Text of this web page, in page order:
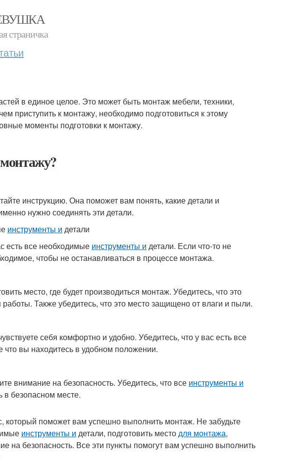
страничка
в единое целое. Это может быть монтаж мебели, техники,
приступить к монтажу, необходимо подготовиться к этому
моменты подготовки к монтажу.
инструкцию. Она поможет вам понять, какие детали и
нужно соединять эти детали.
инструменты и детали
есть все необходимые инструменты и детали. Если что-то не
чтобы не останавливаться в процессе монтажа.
место, где будет производиться монтаж. Убедитесь, что это
Также убедитесь, что это место защищено от влаги и пыли.
себя комфортно и удобно. Убедитесь, что у вас есть все
что вы находитесь в удобном положении.
внимание на безопасность. Убедитесь, что все инструменты и
в безопасном месте.
который поможет вам успешно выполнить монтаж. Не забудьте
инструменты и детали, подготовить местодля монтажа,
на безопасность. Все эти пункты помогут вам успешно выполнить